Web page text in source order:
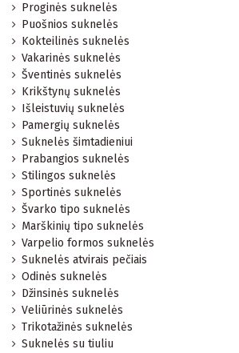
Proginės suknelės
Puošnios suknelės
Kokteilinės suknelės
Vakarinės suknelės
Šventinės suknelės
Krikštynų suknelės
Išleistuvių suknelės
Pamergių suknelės
Suknelės šimtadieniui
Prabangios suknelės
Stilingos suknelės
Sportinės suknelės
Švarko tipo suknelės
Marškinių tipo suknelės
Varpelio formos suknelės
Suknelės atvirais pečiais
Odinės suknelės
Džinsinės suknelės
Veliūrinės suknelės
Trikotažinės suknelės
Suknelės su tiuliu